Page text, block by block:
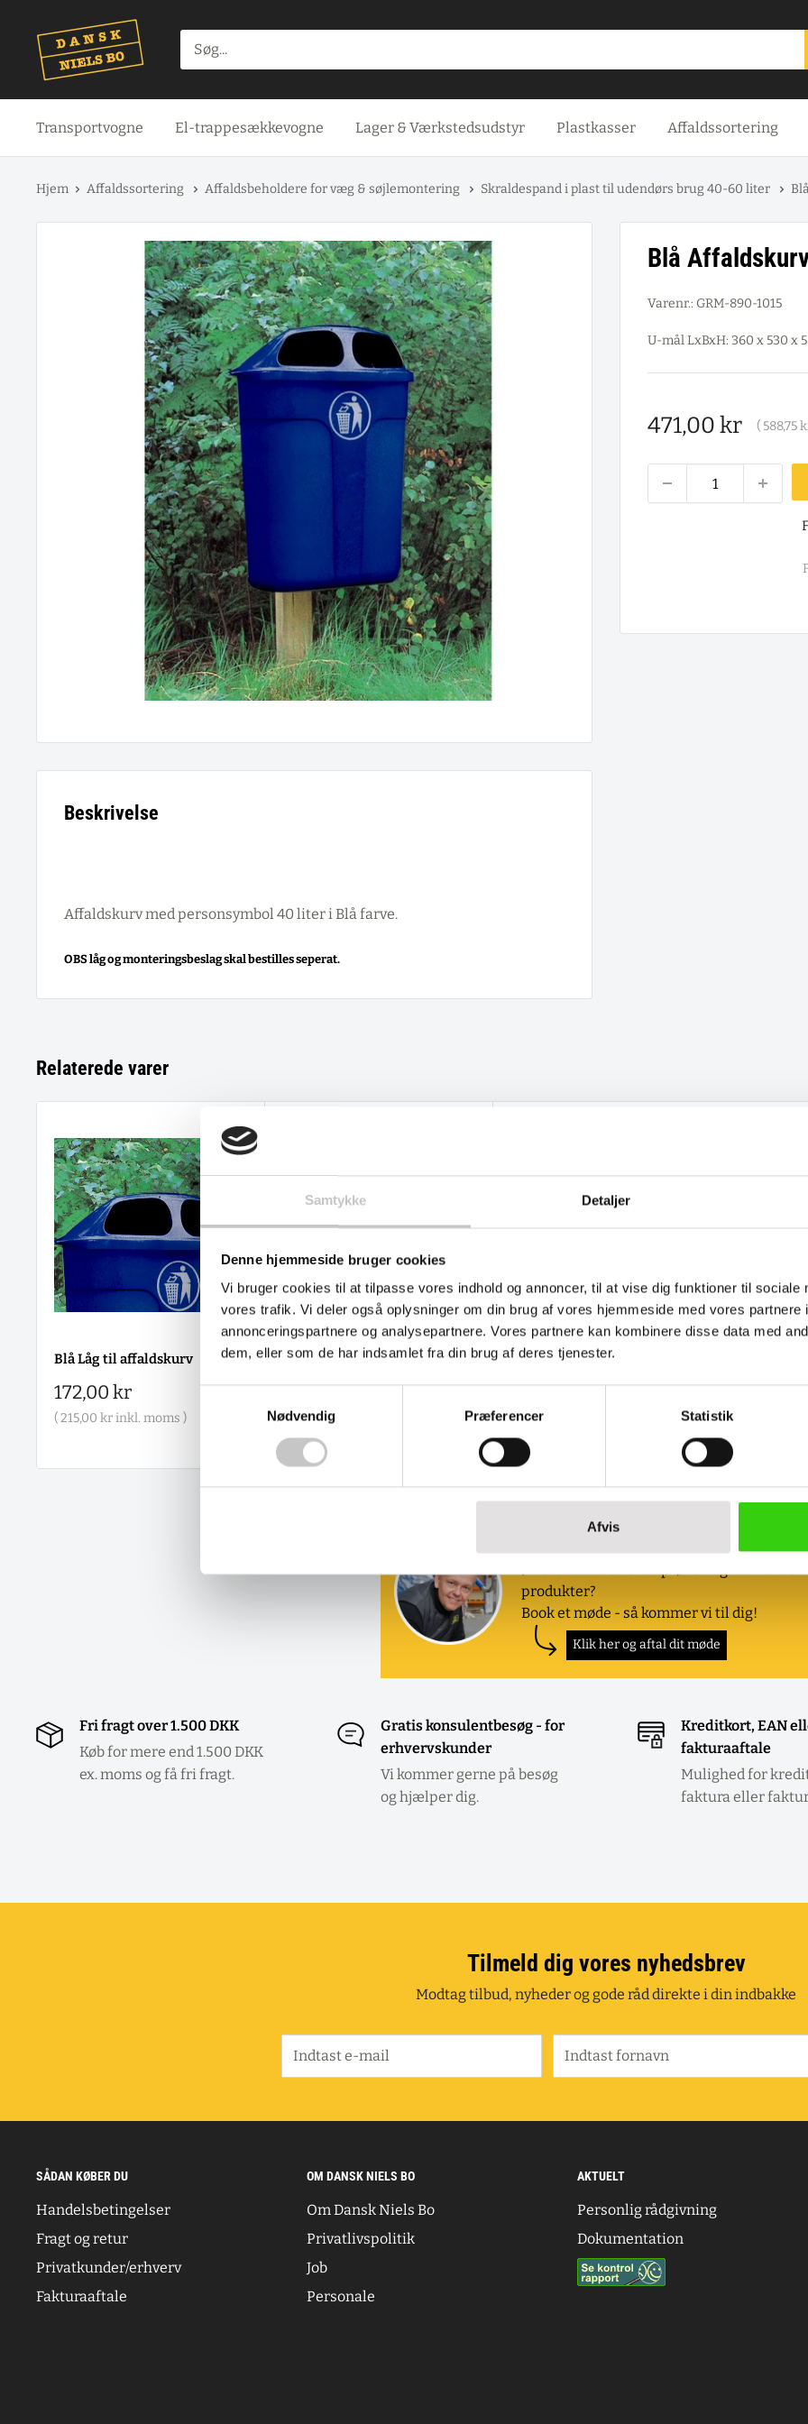
Samtykke Detaljer
Denne hjemmeside bruger cookies
Vi bruger cookies til at tilpasse vores indhold og annoncer, til at vise dig funktioner til sociale
vores trafik. Vi deler også oplysninger om din brug af vores hjemmeside med vores partnere
annonceringspartnere og analysepartnere. Vores partnere kan kombinere disse data med
dem, eller som de har indsamlet fra din brug af deres tjenester.
Nødvendig
Præferencer Statistik
Afvis
indhold
Transportvogne El-trappesækkevogne Lager & Værkstedsudstyr Plastkasser Affaldssortering
Hjem Affaldssortering Affaldsbeholdere for væg & søjlemontering Skraldespand i plast til udendørs brug 40-60 liter
Blå
Varenr.: GRM-890-1015
U-mål LxBxH: 360 x 530 x
Salgspris
471,00 kr ( 588,75
Beskrivelse
Affaldskurv med personsymbol 40 liter i Blå farve.
OBS låg og monteringsbeslag skal bestilles seperat.
Relaterede varer
Blå Låg til affaldskurv
Salgspris
172,00 kr
(215,00 krinkl. moms )
Monteringssæt til
Salgspris
307,00 kr
(383,75 kr
Ønsker du at se eller prøve nogle af vores
produkter?
Book et møde - så kommer vi til dig!
Klik her og aftal dit møde
Fri fragt over 1.500 DKK
Køb for mere end 1.500 DKK
ex. moms og få fri fragt.
Gratis konsulentbesøg - for
erhvervskunder
Vi kommer gerne på besøg
og hjælper dig.
Kreditkort, EAN
fakturaaftale
Mulighed for
faktura eller
Tilmeld dig vores nyhedsbrev
Modtag tilbud, nyheder og gode råd direkte i din indbakke
Indtast e-mail Indtast fornavn
SÅDAN KØBER DU
Handelsbetingelser
Fragt og retur
Privatkunder/erhverv
Fakturaaftale
OM DANSK NIELS BO
Om Dansk Niels Bo
Privatlivspolitik
Job
Personale
AKTUELT
Personlig rådgivning
Dokumentation